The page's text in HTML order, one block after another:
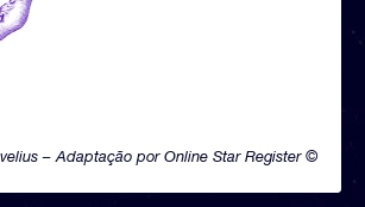
– Adaptação por Online Star Register ©